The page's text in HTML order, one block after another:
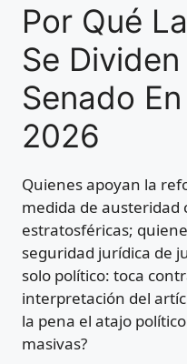
Por Qué
Se
Senado
2026
Quienes apoyan la
medida de austeridad
estratosféricas;
seguridad jurídica de
solo político: toca
interpretación del
la pena el atajo
masivas?